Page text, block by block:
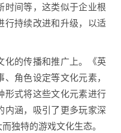
时间等，这类似于企业根
行持续改进和升级，以适
化的传播和推广上。《英
角色设定等文化元素，
形式将这些文化元素进行
内涵，吸引了更多玩家深
独特的游戏文化生态。